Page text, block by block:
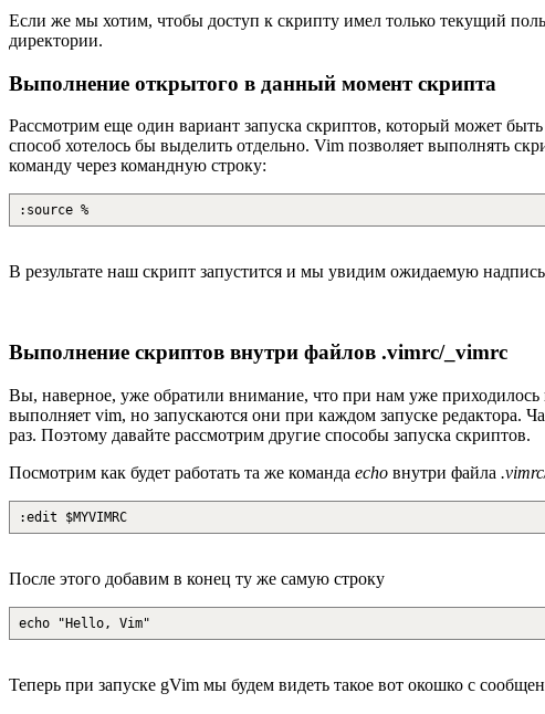
Если же мы хотим, чтобы доступ к скрипту имел только текущий
директории.
Выполнение открытого в данный момент скрипта
Рассмотрим еще один вариант запуска скриптов, который может
способ хотелось бы выделить отдельно. Vim позволяет выполнять
команду через командную строку:
:source %
В результате наш скрипт запустится и мы увидим ожидаемую
Выполнение скриптов внутри файлов .vimrc/_vimrc
Вы, наверное, уже обратили внимание, что при нам уже
выполняет vim, но запускаются они при каждом запуске редактора.
раз. Поэтому давайте рассмотрим другие способы запуска скриптов.
Посмотрим как будет работать та же команда echo внутри файла
:edit $MYVIMRC
После этого добавим в конец ту же самую строку
echo "Hello, Vim"
Теперь при запуске gVim мы будем видеть такое вот окошко с